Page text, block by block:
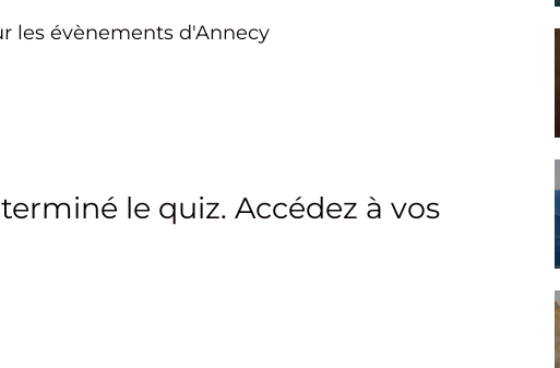
les évènements d'Annecy
le quiz. Accédez à vos